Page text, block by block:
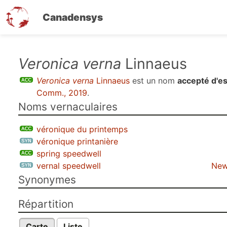
Canadensys
contenu
Veronica verna Linnaeus
Veronica verna Linnaeus est un nom accepté
Comm., 2019.
Noms vernaculaires
véronique du printemps
véronique printanière
spring speedwell
vernal speedwell
Synonymes
Répartition